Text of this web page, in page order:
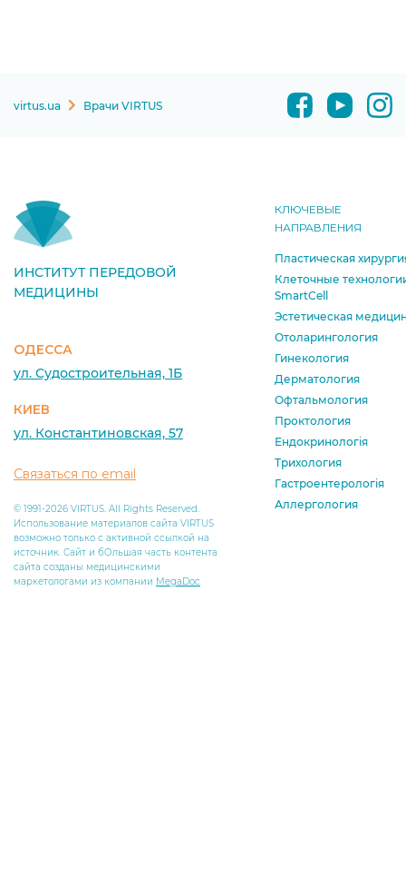
virtus.ua Врачи VIRTUS
ИНСТИТУТ ПЕРЕДОВОЙ
МЕДИЦИНЫ
ОДЕССА
ул. Судостроительная, 1Б
КИЕВ
ул. Константиновская, 57
Связаться по email
© 1991-2026 VIRTUS. All Rights Reserved.
Использование материалов сайта VIRTUS
возможно только с активной ссылкой на
источник. Сайт и бОльшая часть контента
сайта созданы медицинскими
маркетологами из компании MegaDoc
КЛЮЧЕВЫЕ
НАПРАВЛЕНИЯ
Пластическая
Клеточные
SmartCell
Эстетическая
Отоларингология
Гинекология
Дерматология
Офтальмология
Проктология
Ендокринологія
Трихология
Гастроентерологія
Аллергология